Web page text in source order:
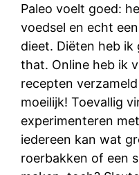
Paleo voelt goed:
voedsel en echt
dieet. Diëten heb ik
that. Online heb ik
recepten
moeilijk! Toevallig
experimenteren
iedereen kan wat
roerbakken of een